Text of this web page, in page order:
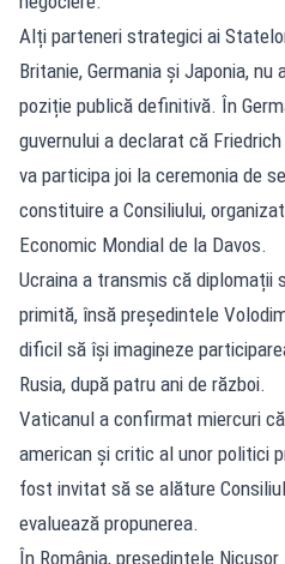
Alți parteneri strategici ai
Britanie, Germania și Japonia,
poziție publică definitivă. În
guvernului a declarat că
va participa joi la ceremonia de
constituire a Consiliului,
Economic Mondial de la Davos.
Ucraina a transmis că diplomații
primită, însă președintele
dificil să își imagineze
Rusia, după patru ani de război.
Vaticanul a confirmat miercuri
american și critic al unor politici
fost invitat să se alăture
evaluează propunerea.
În România, președintele